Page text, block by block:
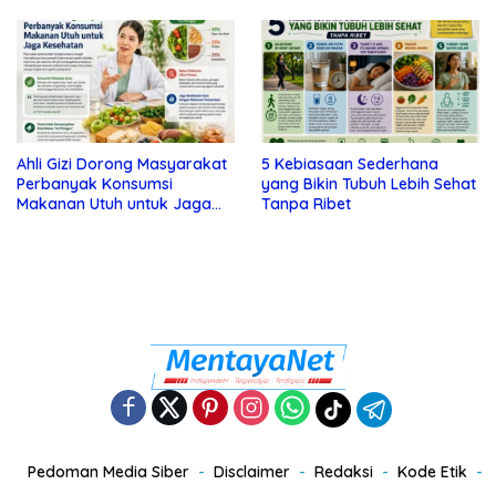
Ahli Gizi Dorong Masyarakat
Perbanyak Konsumsi
Makanan Utuh untuk Jaga
5 Kebiasaan Sederhana
yang Bikin Tubuh Lebih Sehat
Tanpa Ribet
Pedoman Media Siber Disclaimer Redaksi Kode Etik